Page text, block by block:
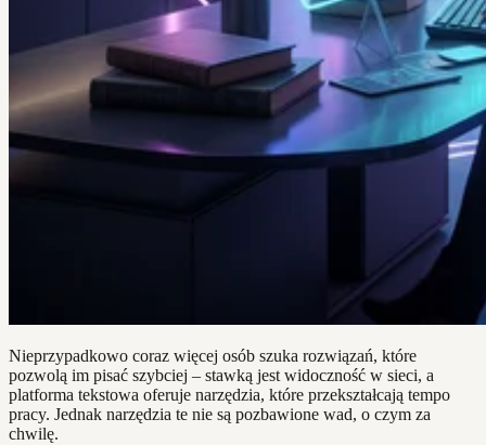
Nieprzypadkowo coraz więcej osób szuka rozwiązań, które
pozwolą im pisać szybciej – stawką jest widoczność w sieci, a
platforma tekstowa oferuje narzędzia, które przekształcają tempo
pracy. Jednak narzędzia te nie są pozbawione wad, o czym za
chwilę.